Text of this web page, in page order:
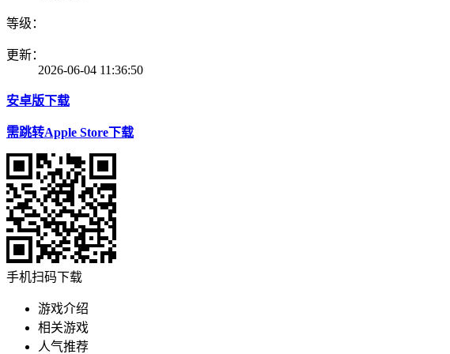
等级：
更新：
2026-06-04 11:36:50
安卓版下载
需跳转Apple Store下载
手机扫码下载
游戏介绍
相关游戏
人气推荐